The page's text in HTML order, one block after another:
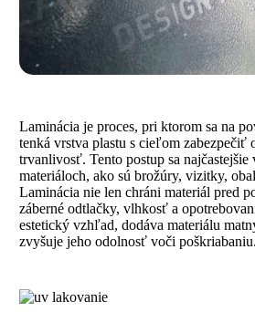
Laminácia je proces, pri ktorom sa na
tenká vrstva plastu s cieľom zabezpečiť
trvanlivosť. Tento postup sa
materiáloch, ako sú brožúry, vizitky,
Laminácia nie len chráni materiál pred
záberné odtlačky, vlhkosť a
estetický vzhľad, dodáva materiálu
zvyšuje jeho odolnosť voči poškriabaniu.